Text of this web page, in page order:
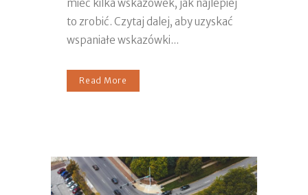
mieć kilka wskazówek, jak najlepiej
to zrobić. Czytaj dalej, aby uzyskać
wspaniałe wskazówki...
Read More